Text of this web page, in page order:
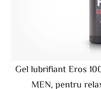
Gel lubrifiant Eros
MEN, pentru